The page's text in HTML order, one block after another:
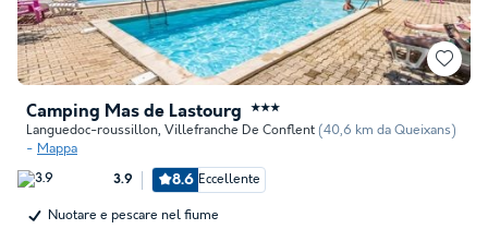
Camping Mas de Lastourg ★★★
Languedoc-roussillon, Villefranche De Conflent (40,6 km da Queixans)
Mappa
3.9 8.6 Eccellente
Nuotare e pescare nel fiume